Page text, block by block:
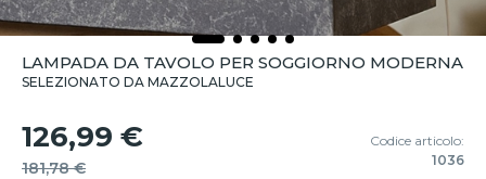
LAMPADA DA TAVOLO PER SOGGIORNO MODERNA
SELEZIONATO DA MAZZOLALUCE
126,99 €
181,78 €
Codice articolo:
1036